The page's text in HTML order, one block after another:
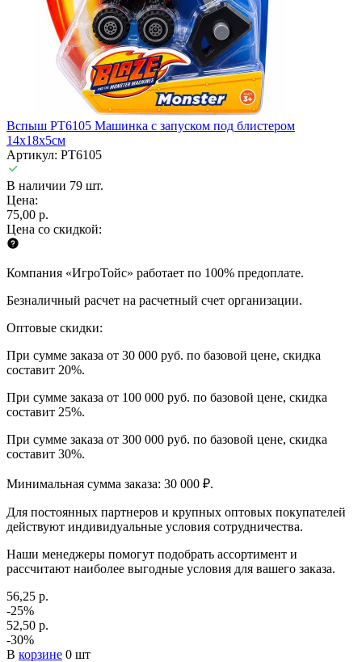
Вспыш PT6105 Машинка с запуском под блистером
14х18х5см
Артикул: PT6105
В наличии 79 шт.
Цена:
75,00 р.
Цена со скидкой:
Компания «ИгроТойс» работает по 100% предоплате.
Безналичный расчет на расчетный счет организации.
Оптовые скидки:
При сумме заказа от 30 000 руб. по базовой цене, скидка
составит 20%.
При сумме заказа от 100 000 руб. по базовой цене, скидка
составит 25%.
При сумме заказа от 300 000 руб. по базовой цене, скидка
составит 30%.
Минимальная сумма заказа: 30 000 ₽.
Для постоянных партнеров и крупных оптовых покупателей
действуют индивидуальные условия сотрудничества.
Наши менеджеры помогут подобрать ассортимент и
рассчитают наиболее выгодные условия для вашего заказа.
56,25 р.
-25%
52,50 р.
-30%
В корзине 0 шт